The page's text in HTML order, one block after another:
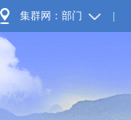
集群网：部门 |